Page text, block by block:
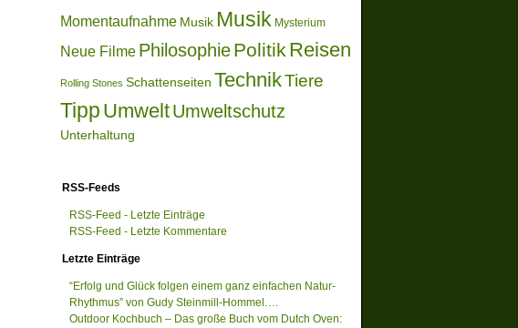
Momentaufnahme Musik Musik Mysterium
Neue Filme PhilosophiePolitik Reisen
Rolling Stones Schattenseiten TechnikTiere
Tipp UmweltUmweltschutz
Unterhaltung
RSS-Feeds
RSS-Feed - Letzte Einträge
RSS-Feed - Letzte Kommentare
Letzte Einträge
“Erfolg und Glück folgen einem ganz einfachen Natur-
Rhythmus” von Gudy Steinmill-Hommel….
Outdoor Kochbuch – Das große Buch vom Dutch Oven: